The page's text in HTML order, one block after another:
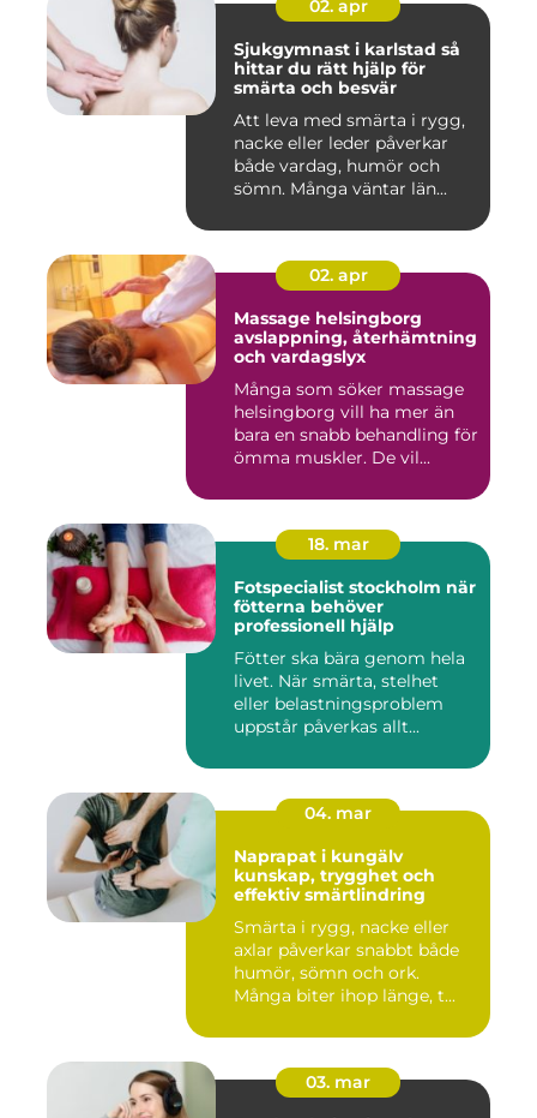
02. apr
Sjukgymnast i karlstad så
hittar du rätt hjälp för
smärta och besvär
Att leva med smärta i rygg,
nacke eller leder påverkar
både vardag, humör och
sömn. Många väntar län...
02. apr
Massage helsingborg
avslappning, återhämtning
och vardagslyx
Många som söker massage
helsingborg vill ha mer än
bara en snabb behandling för
ömma muskler. De vil...
18. mar
Fotspecialist stockholm när
fötterna behöver
professionell hjälp
Fötter ska bära genom hela
livet. När smärta, stelhet
eller belastningsproblem
uppstår påverkas allt...
04. mar
Naprapat i kungälv
kunskap, trygghet och
effektiv smärtlindring
Smärta i rygg, nacke eller
axlar påverkar snabbt både
humör, sömn och ork.
Många biter ihop länge, t...
03. mar